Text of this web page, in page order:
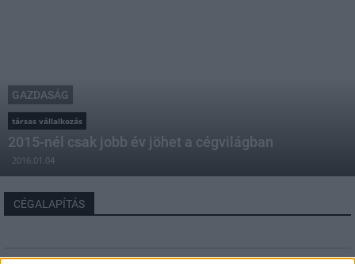
GAZDASÁG
társas vállalkozás
2015-nél csak jobb év jöhet a cégvilágban
2016.01.04
CÉGALAPÍTÁS